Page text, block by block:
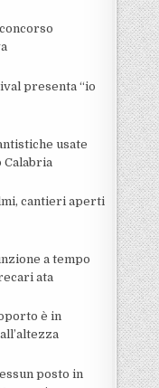
presenta “io
usate
Calabria
cantieri aperti
a tempo
ata
è in
posto in